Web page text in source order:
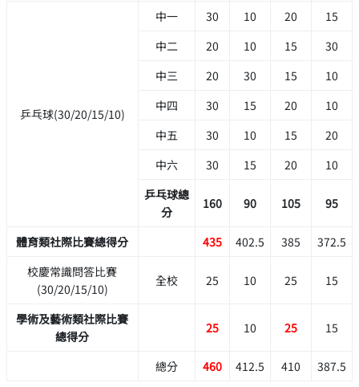
乒乓球(30/20/15/10)
中一 30 10 20
15
中二
20 10 15
30
中三
20 30 15
10
中四
30 15 20
10
中五
30 10 15
20
中六
30 15 20
10
乒乓球總
分
160 90 105 95
體育類社際比賽總得分 435 402.5 385
372.5
校慶常識問答比賽
(30/20/15/10)
全校 25 10 25 15
學術及藝術類社際比賽
總得分
25 10 25 15
總分 460 412.5 410 387.5